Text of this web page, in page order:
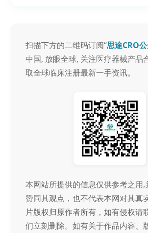
扫描下方的二维码订阅“思途CRO
中国, 放眼全球, 关注医疗器械产品
取全球临床注册最新一手资讯。
本网站所提供的信息仅供参考之用,
赞同其观点，也不代表本网对其真
片版权归原作者所有，如有侵权请
们立刻删除。如有关于作品内容、